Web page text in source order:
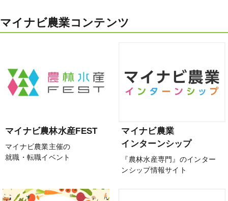
マイナビ農業コンテンツ
マイナビ農林水産FEST
マイナビ農業主催の
就職・転職イベント
マイナビ農業
インターンシップ
『農林水産専門』のインター
ンシップ情報サイト